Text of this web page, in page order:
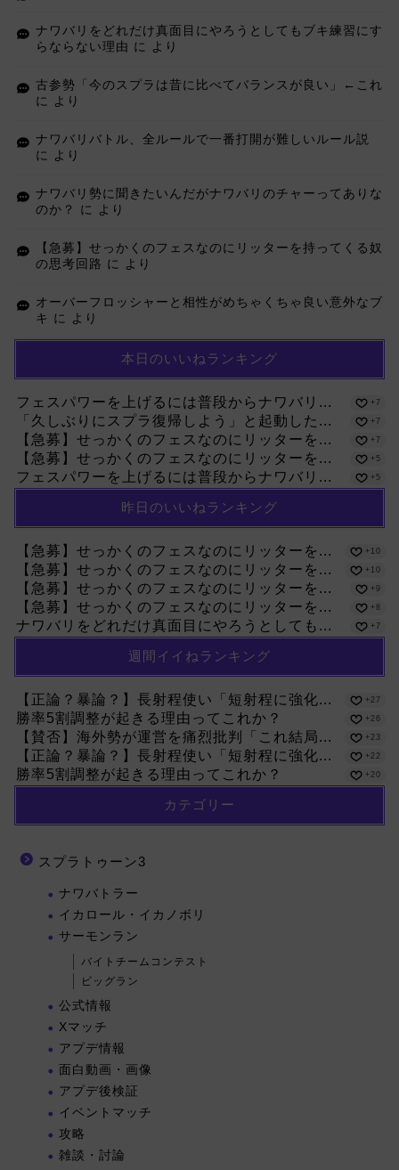
ナワバリをどれだけ真面目にやろうとしてもブキ練習にす
らならない理由 に より
古参勢「今のスプラは昔に比べてバランスが良い」←これ
に
より
ナワバリバトル、全ルールで一番打開が難しいルール説
に
より
ナワバリ勢に聞きたいんだがナワバリのチャーってありな
のか？
に より
【急募】せっかくのフェスなのにリッターを持ってくる奴
の思考回路 に より
オーバーフロッシャーと相性がめちゃくちゃ良い意外なブ
キ に より
本日のいいねランキング
フェスパワーを上げるには普段からナワバリ... +7
「久しぶりにスプラ復帰しよう」と起動した... +7
【急募】せっかくのフェスなのにリッターを... +7
【急募】せっかくのフェスなのにリッターを... +5
フェスパワーを上げるには普段からナワバリ... +5
昨日のいいねランキング
【急募】せっかくのフェスなのにリッターを... +10
【急募】せっかくのフェスなのにリッターを... +10
【急募】せっかくのフェスなのにリッターを... +9
【急募】せっかくのフェスなのにリッターを... +8
ナワバリをどれだけ真面目にやろうとしても... +7
週間イイねランキング
【正論？暴論？】長射程使い「短射程に強化... +27
勝率5割調整が起きる理由ってこれか？ +26
【賛否】海外勢が運営を痛烈批判「これ結局... +23
【正論？暴論？】長射程使い「短射程に強化... +22
勝率5割調整が起きる理由ってこれか？ +20
カテゴリー
スプラトゥーン3
ナワバトラー
イカロール・イカノボリ
サーモンラン
バイトチームコンテスト
ビッグラン
公式情報
Xマッチ
アプデ情報
面白動画・画像
アプデ後検証
イベントマッチ
攻略
雑談・討論